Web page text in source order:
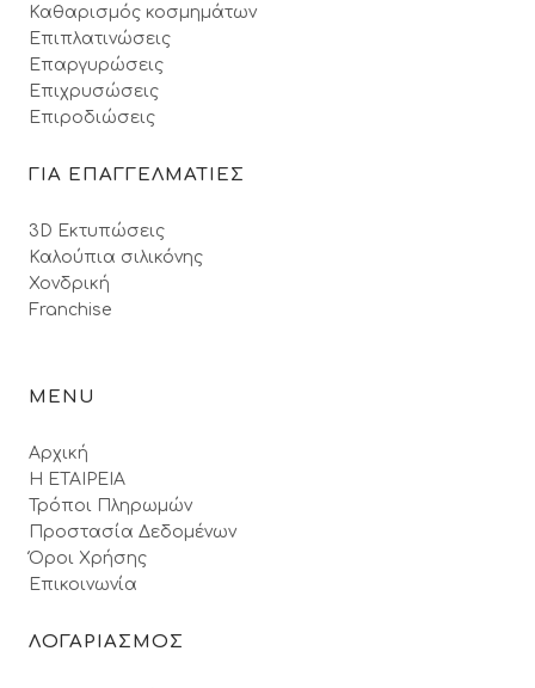
Καθαρισμός κοσμημάτων
Επιπλατινώσεις
Επαργυρώσεις
Επιχρυσώσεις
Επιροδιώσεις
ΓΙΑ ΕΠΑΓΓΕΛΜΑΤΙΕΣ
3D Εκτυπώσεις
Καλούπια σιλικόνης
Χονδρική
Franchise
MENU
Αρχική
Η ΕΤΑΙΡΕΙΑ
Τρόποι Πληρωμών
Προστασία Δεδομένων
Όροι Xρήσης
Επικοινωνία
ΛΟΓΑΡΙΑΣΜΟΣ